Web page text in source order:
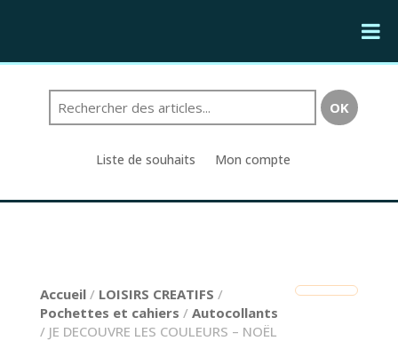
Liste de souhaits Mon compte
Accueil/ LOISIRS CREATIFS /
Pochettes et cahiers / Autocollants
/ JE DECOUVRE LES COULEURS – NOËL